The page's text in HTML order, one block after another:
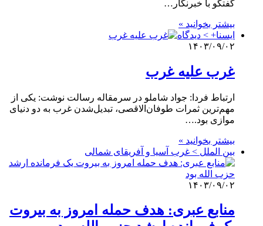
گفتگو با خبرنگار…
بیشتر بخوانید »
ایسنا+ > دیدگاه
۱۴۰۳/۰۹/۰۲
غرب علیه غرب
ارتباط فردا: جواد شاملو در سرمقاله رسالت نوشت: یکی از
مهم‌ترین ثمرات طوفان‌الاقصی، تبدیل‌شدن غرب به دو دنیای
موازی بود.…
بیشتر بخوانید »
بین الملل > غرب آسیا و آفریقای شمالی
۱۴۰۳/۰۹/۰۲
منابع عبری: هدف حمله امروز به بیروت